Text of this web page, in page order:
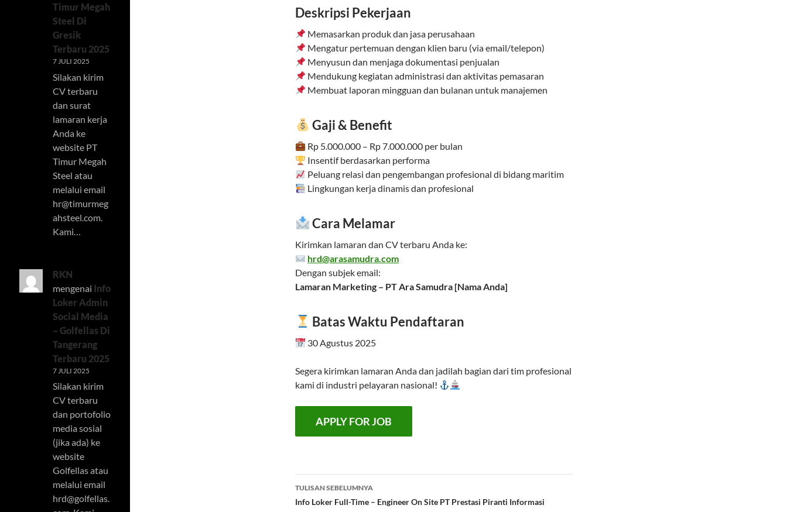
Deskripsi Pekerjaan
Memasarkan produk dan jasa perusahaan
Mengatur pertemuan dengan klien baru (via email/telepon)
Menyusun dan menjaga dokumentasi penjualan
Mendukung kegiatan administrasi dan aktivitas pemasaran
Membuat laporan mingguan dan bulanan untuk manajemen
Gaji & Benefit
Rp 5.000.000 – Rp 7.000.000 per bulan
Insentif berdasarkan performa
Peluang relasi dan pengembangan profesional di bidang maritim
Lingkungan kerja dinamis dan profesional
Cara Melamar
Kirimkan lamaran dan CV terbaru Anda ke:
hrd@arasamudra.com
Dengan subjek email:
Lamaran Marketing – PT Ara Samudra [Nama Anda]
Batas Waktu Pendaftaran
30 Agustus 2025
Segera kirimkan lamaran Anda dan jadilah bagian dari tim profesional
kami di industri pelayaran nasional!
Navigasi
Tulisan
TULISAN SEBELUMNYA
Info Loker Full-Time – Engineer On Site PT Prestasi Piranti Informasi
Timur Megah
Steel Di
Gresik
Terbaru 2025
7 JULI 2025
Silakan kirim
CV terbaru
dan surat
lamaran kerja
Anda ke
website PT
Timur Megah
Steel atau
melalui email
hr@timurmeg
ahsteel.com
Kami…
RKN
mengenai Info
Loker Admin
Social Media
– Golfellas Di
Tangerang
Terbaru 2025
7 JULI 2025
Silakan kirim
CV terbaru
dan portofolio
media sosial
(jika ada) ke
website
Golfellas atau
melalui email
hrd@golfellas.